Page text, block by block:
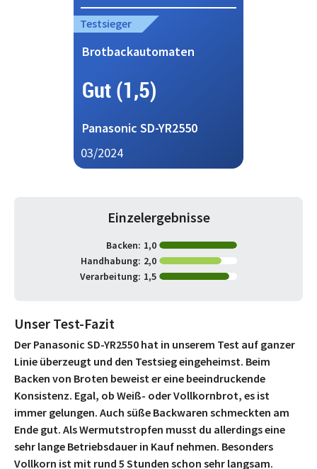
Testsieger
Brotbackautomaten
Gut (1,5)
Panasonic SD-YR2550
03/2024
Einzelergebnisse
Backen: 1,0
Handhabung: 2,0
Verarbeitung: 1,5
Unser Test-Fazit
Der Panasonic SD-YR2550 hat in unserem Test auf ganzer
Linie überzeugt und den Testsieg eingeheimst. Beim
Backen von Broten beweist er eine beeindruckende
Konsistenz. Egal, ob Weiß- oder Vollkornbrot, es ist
immer gelungen. Auch süße Backwaren schmeckten am
Ende gut. Als Wermutstropfen musst du allerdings eine
sehr lange Betriebsdauer in Kauf nehmen. Besonders
Vollkorn ist mit rund 5 Stunden schon sehr langsam.